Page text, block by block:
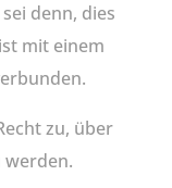
denn, dies
mit einem
zu, über